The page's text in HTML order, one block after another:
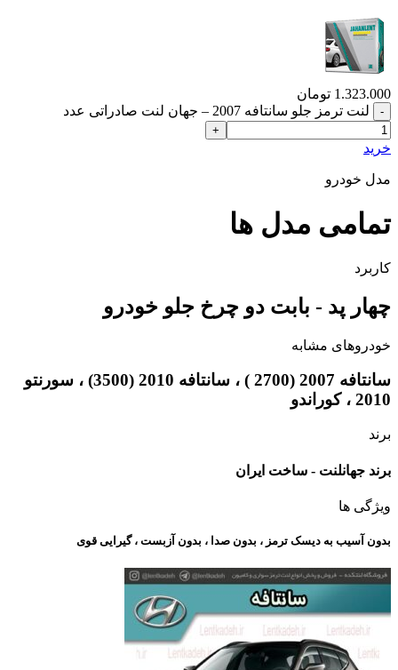
1.323.000 تومان
لنت ترمز جلو سانتافه 2007 – جهان لنت صادراتی عدد
خرید
مدل خودرو
تمامی مدل ها
کاربرد
چهار پد - بابت دو چرخ جلو خودرو
خودروهای مشابه
سانتافه 2007 (2700 ) ، سانتافه 2010 (3500) ، سورنتو
2010 ، کوراندو
برند
برند جهانلنت - ساخت ایران
ویژگی ها
بدون آسیب به دیسک ترمز ، بدون صدا ، بدون آزبست ، گیرایی قوی​